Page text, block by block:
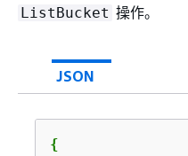
ListBucket 操作。
JSON
{